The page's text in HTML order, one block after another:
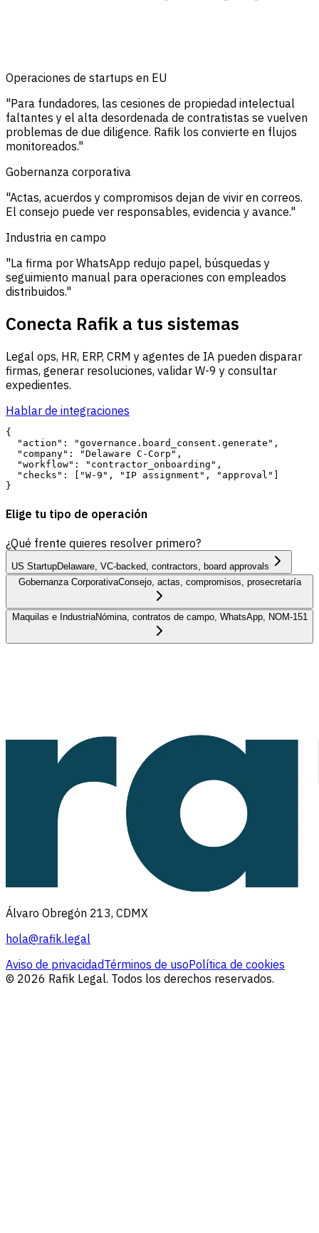
Operaciones de startups en EU
"Para fundadores, las cesiones de propiedad intelectual
faltantes y el alta desordenada de contratistas se vuelven
problemas de due diligence. Rafik los convierte en flujos
monitoreados."
Gobernanza corporativa
"Actas, acuerdos y compromisos dejan de vivir en correos.
El consejo puede ver responsables, evidencia y avance."
Industria en campo
"La firma por WhatsApp redujo papel, búsquedas y
seguimiento manual para operaciones con empleados
distribuidos."
Conecta Rafik a tus sistemas
Legal ops, HR, ERP, CRM y agentes de IA pueden disparar
firmas, generar resoluciones, validar W-9 y consultar
expedientes.
Hablar de integraciones
{
  "action": "governance.board_consent.generate",
  "company": "Delaware C-Corp",
  "workflow": "contractor_onboarding",
  "checks": ["W-9", "IP assignment", "approval"]
Elige tu tipo de operación
¿Qué frente quieres resolver primero?
US StartupDelaware, VC-backed, contractors, board approvals
Gobernanza CorporativaConsejo, actas, compromisos, prosecretaría
Maquilas e IndustriaNómina, contratos de campo, WhatsApp, NOM-151
Álvaro Obregón 213, CDMX
hola@rafik.legal
Aviso de privacidadTérminos de usoPolítica de cookies
© 2026 Rafik Legal. Todos los derechos reservados.